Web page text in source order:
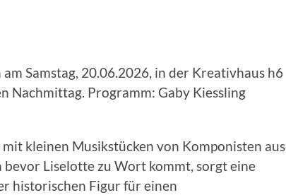
Samstag, 20.06.2026, in der Kreativhaus h6
Nachmittag. Programm: Gaby Kiessling
kleinen Musikstücken von Komponisten aus
bevor Liselotte zu Wort kommt, sorgt eine
historischen Figur für einen